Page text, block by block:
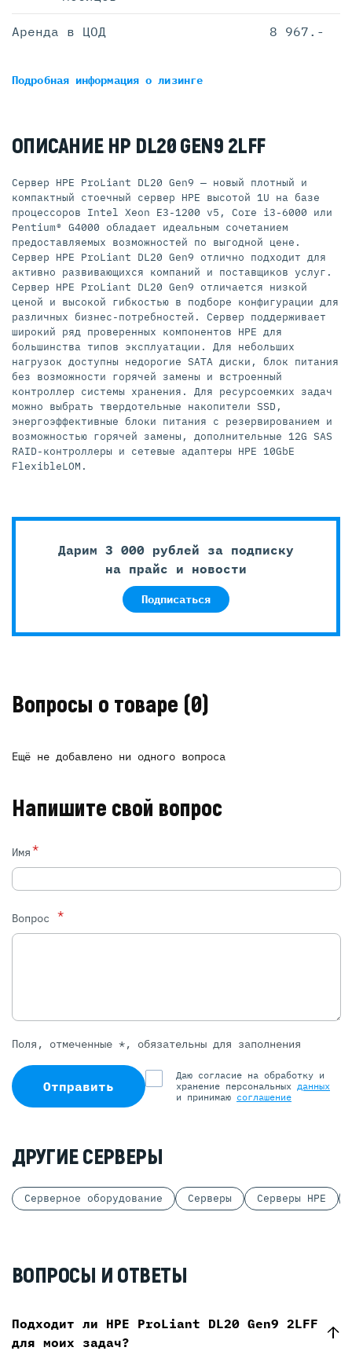
Аренда в ЦОД 8 967.-
Подробная информацияо лизинге
ОПИСАНИЕ HP DL20 GEN9 2LFF
Сервер HPE ProLiant DL20 Gen9 — новый плотный и
компактный стоечный сервер HPE высотой 1U на базе
процессоров Intel Xeon E3-1200 v5, Core i3-6000 или
Pentium® G4000 обладает идеальным сочетанием
предоставляемых возможностей по выгодной цене.
Сервер HPE ProLiant DL20 Gen9 отлично подходит для
активно развивающихся компаний и поставщиков услуг.
Сервер HPE ProLiant DL20 Gen9 отличается низкой
ценой и высокой гибкостью в подборе конфигурации для
различных бизнес-потребностей. Сервер поддерживает
широкий ряд проверенных компонентов HPE для
большинства типов эксплуатации. Для небольших
нагрузок доступны недорогие SATA диски, блок питания
без возможности горячей замены и встроенный
контроллер системы хранения. Для ресурсоемких задач
можно выбрать твердотельные накопители SSD,
энергоэффективные блоки питания с резервированием и
возможностью горячей замены, дополнительные 12G SAS
RAID-контроллеры и сетевые адаптеры HPE 10GbE
FlexibleLOM.
Дарим 3 000 рублей за подписку
на прайс и новости
Подписаться
Вопросы о товаре (0)
Ещё не добавлено ни одного вопроса
Напишите свой вопрос
Имя*
Вопрос *
Поля, отмеченные *, обязательны для заполнения
Отправить
Даю согласие на обработку и
хранение персональных данных
и принимаю соглашение
ДРУГИЕ СЕРВЕРЫ
Серверное оборудование Серверы Серверы HPE
ВОПРОСЫ И ОТВЕТЫ
Подходит ли HPE ProLiant DL20 Gen9 2LFF
для моих задач?